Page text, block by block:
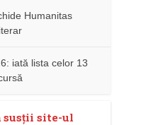
Humanitas
iată lista celor 13
susţii site-ul